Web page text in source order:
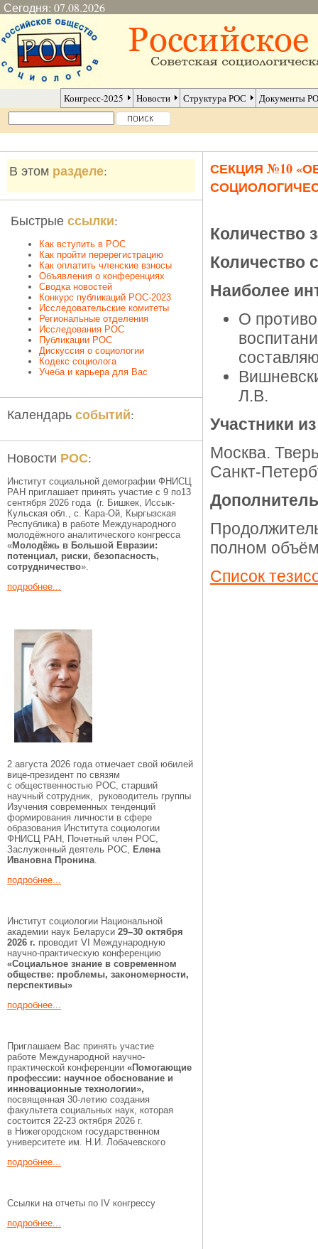
Сегодня: 07.08.2026
Конгресс-2025 Новости Структура РОС Документы
В этом разделе:
Быстрые ссылки:
Как вступить в РОС
Как пройти перерегистрацию
Как оплатить членские взносы
Объявления о конференциях
Сводка новостей
Конкурс публикаций РОС-2023
Исследовательские комитеты
Региональные отделения
Исследования РОС
Публикации РОС
Дискуссия о социологии
Кодекс социолога
Учеба и карьера для Вас
Календарь событий:
Новости РОС:
Институт социальной демографии ФНИСЦ
РАН приглашает принять участие с 9 по13
сентября 2026 года (г. Бишкек, Иссык-
Кульская обл., c. Кара-Ой, Кыргызская
Республика) в работе Международного
молодёжного аналитического конгресса
«Молодёжь в Большой Евразии:
потенциал, риски, безопасность,
сотрудничество».
подробнее...
2 августа 2026 года отмечает свой юбилей
вице-президент по связям
с общественностью РОС, старший
научный сотрудник, руководитель группы
Изучения современных тенденций
формирования личности в сфере
образования Института социологии
ФНИСЦ РАН, Почетный член РОС,
Заслуженный деятель РОС, Елена
Ивановна Пронина.
подробнее...
Институт социологии Национальной
академии наук Беларуси 29–30 октября
2026 г. проводит VI Международную
научно-практическую конференцию
«Социальное знание в современном
обществе: проблемы, закономерности,
перспективы»
подробнее...
Приглашаем Вас принять участие
работе Международной научно-
практической конференции «Помогающие
профессии: научное обоснование и
инновационные технологии»,
посвященная 30-летию создания
факультета социальных наук, которая
состоится 22-23 октября 2026 г.
в Нижегородском государственном
университете им. Н.И. Лобачевского
подробнее...
Ссылки на отчеты по IV конгрессу
подробнее...
СЕКЦИЯ №10
Количество
Количество
Наиболее
О
Л.В.
Участники
Москва.
Санкт-
полном
Список